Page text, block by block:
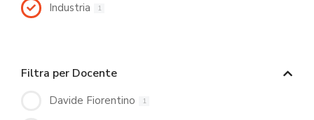
Industria 1
Filtra per Docente
Davide Fiorentino 1